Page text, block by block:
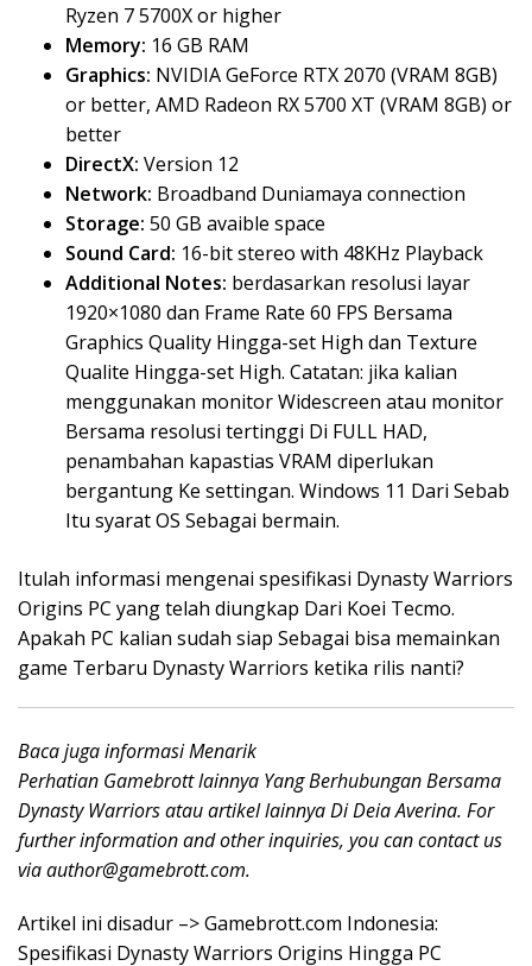
Ryzen 7 5700X or higher
Memory: 16 GB RAM
Graphics: NVIDIA GeForce RTX 2070 (VRAM 8GB)
or better, AMD Radeon RX 5700 XT (VRAM 8GB) or
better
DirectX: Version 12
Network: Broadband Duniamaya connection
Storage: 50 GB avaible space
Sound Card: 16-bit stereo with 48KHz Playback
Additional Notes: berdasarkan resolusi layar
1920×1080 dan Frame Rate 60 FPS Bersama
Graphics Quality Hingga-set High dan Texture
Qualite Hingga-set High. Catatan: jika kalian
menggunakan monitor Widescreen atau monitor
Bersama resolusi tertinggi Di FULL HAD,
penambahan kapastias VRAM diperlukan
bergantung Ke settingan. Windows 11 Dari Sebab
Itu syarat OS Sebagai bermain.
Itulah informasi mengenai spesifikasi Dynasty Warriors
Origins PC yang telah diungkap Dari Koei Tecmo.
Apakah PC kalian sudah siap Sebagai bisa memainkan
game Terbaru Dynasty Warriors ketika rilis nanti?
Baca juga informasi Menarik
Perhatian Gamebrott lainnya Yang Berhubungan Bersama
Dynasty Warriors atau artikel lainnya Di Deia Averina. For
further information and other inquiries, you can contact us
viaauthor@gamebrott.com.
Artikel ini disadur –> Gamebrott.com Indonesia:
Spesifikasi Dynasty Warriors Origins Hingga PC